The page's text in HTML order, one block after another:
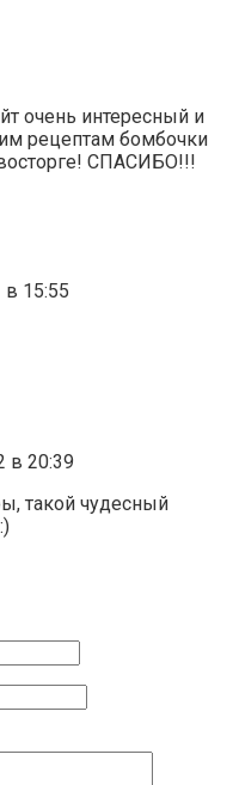
очень интересный и
рецептам бомбочки
СПАСИБО!!!
в 15:55
в 20:39
такой чудесный